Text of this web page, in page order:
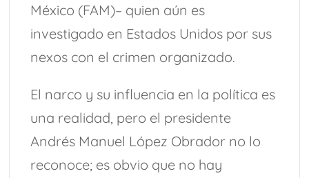
México (FAM)– quien aún es
investigado en Estados Unidos por sus
nexos con el crimen organizado.
El narco y su influencia en la política es
una realidad, pero el presidente
Andrés Manuel López Obrador no lo
reconoce; es obvio que no hay